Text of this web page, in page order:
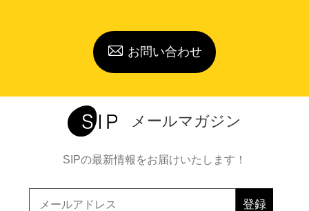
お問い合わせ
メールマガジン
SIPの最新情報をお届けいたします！